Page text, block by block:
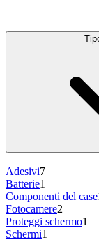
Adesivi7
Batterie1
Componenti del case
Fotocamere2
Proteggi schermo1
Schermi1